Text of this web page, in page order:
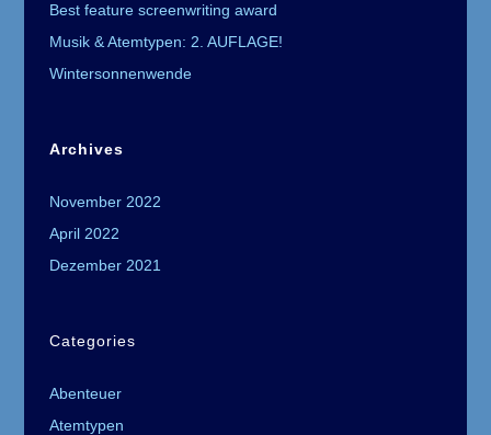
Best feature screenwriting award
Musik & Atemtypen: 2. AUFLAGE!
Wintersonnenwende
Archives
November 2022
April 2022
Dezember 2021
Categories
Abenteuer
Atemtypen